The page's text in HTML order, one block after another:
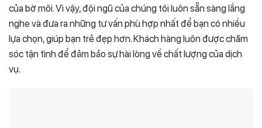
của bờ môi. Vì vậy, đội ngũ của chúng tôi luôn sẵn sàng lắng
nghe và đưa ra những tư vấn phù hợp nhất để bạn có nhiều
lựa chọn, giúp bạn trẻ đẹp hơn. Khách hàng luôn được chăm
sóc tận tình để đảm bảo sự hài lòng về chất lượng của dịch
vụ.